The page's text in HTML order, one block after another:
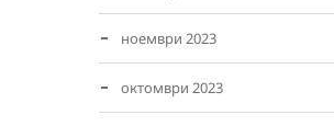
ноември 2023
октомври 2023